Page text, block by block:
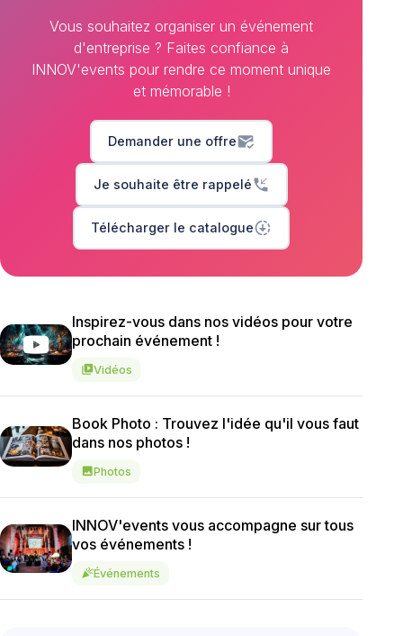
Vous souhaitez organiser un événement
d'entreprise ? Faites confiance à
INNOV'events pour rendre ce moment unique
et mémorable !
Demander une offremark_email_read
Je souhaite être rappeléphone_callback
Télécharger le cataloguedownloading
Inspirez-vous dans nos vidéos pour votre
prochain événement !
video_libraryVidéos
Book Photo : Trouvez l'idée qu'il vous faut
dans nos photos !
image Photos
INNOV'events vous accompagne sur tous
vos événements !
celebrationÉvénements